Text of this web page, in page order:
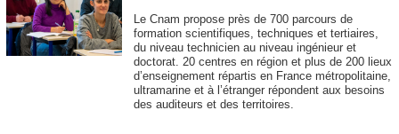
Le Cnam propose près de 700 parcours de
formation scientifiques, techniques et tertiaires,
du niveau technicien au niveau ingénieur et
doctorat. 20 centres en région et plus de 200 lieux
d’enseignement répartis en France métropolitaine,
ultramarine et à l’étranger répondent aux besoins
des auditeurs et des territoires.